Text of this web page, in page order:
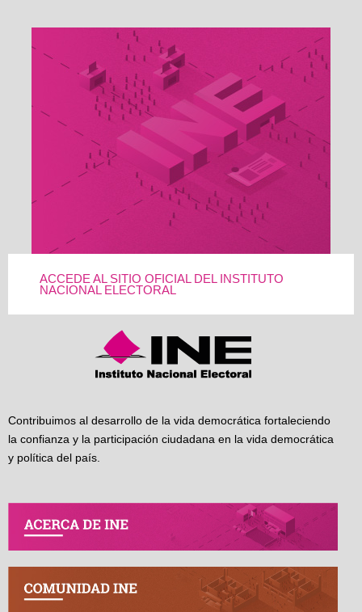
ACCEDE AL SITIO OFICIAL DEL INSTITUTO
NACIONAL ELECTORAL
Contribuimos al desarrollo de la vida democrática fortaleciendo
la confianza y la participación ciudadana en la vida democrática
y política del país.